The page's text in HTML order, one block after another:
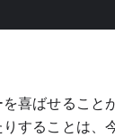
喜ばせること
することは、